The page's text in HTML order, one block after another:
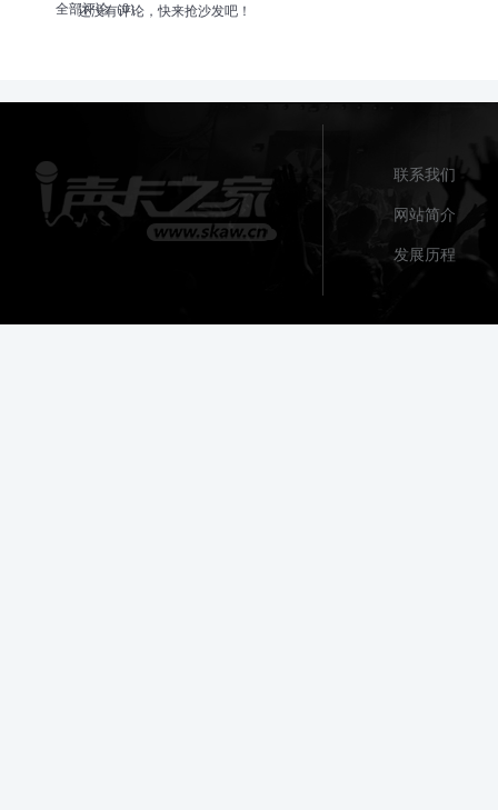
全部评论（0）
还没有评论，快来抢沙发吧！
联系我们
网站简介
发展历程